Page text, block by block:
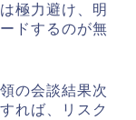
極力避け、明
ドするのが無
の会談結果次
れば、リスク